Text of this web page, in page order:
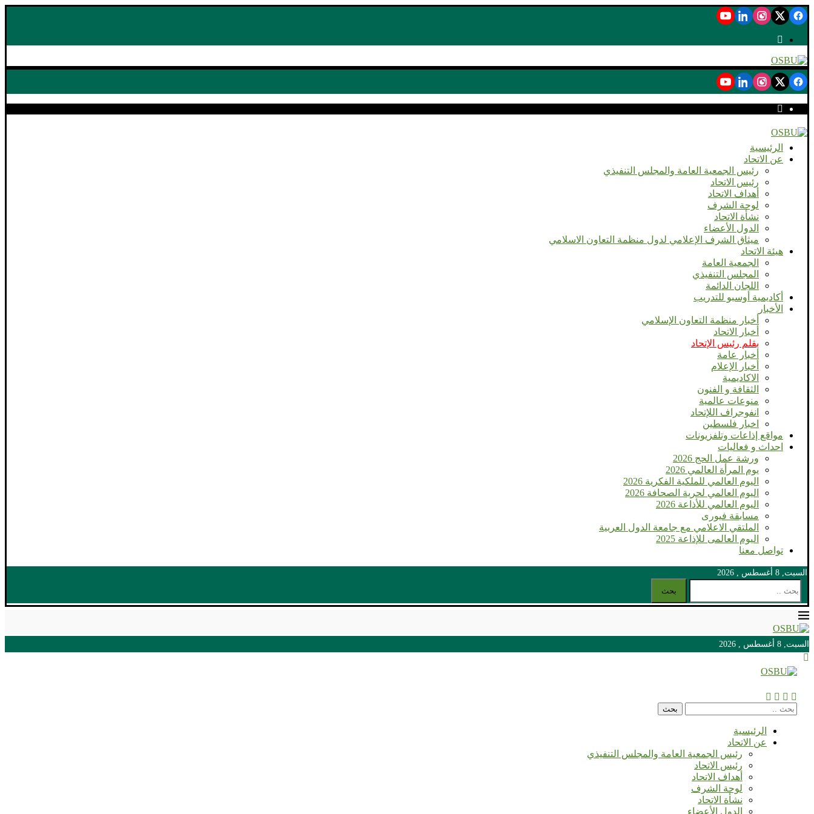
الرئيسية
عن الاتحاد
رئيس الجمعية العامة والمجلس التنفيذي
رئيس الاتحاد
أهداف الاتحاد
لوحة الشرف
نشأة الاتحاد
الدول الأعضاء
ميثاق الشرف الإعلامي لدول منظمة التعاون الاسلامي
هيئة الاتحاد
الجمعية العامة
المجلس التنفيذي
اللجان الدائمة
أكاديمية أوسبو للتدريب
الأخبار
أخبار منظمة التعاون الإسلامي
أخبار الاتحاد
بقلم رئيس الإتحاد
أخبار عامة
أخبار الإعلام
الاكاديمية
الثقافة و الفنون
منوعات عالمية
انفوجراف اللإتحاد
اخبار فلسطين
مواقع إذاعات وتلفزيونات
احداث و فعاليات
ورشة عمل الحج 2026
يوم المرأة العالمي 2026
اليوم العالمي للملكية الفكرية 2026
اليوم العالمي لحرية الصحافة 2026
اليوم العالمي للأذاعة 2026
مسابقة فيورى
الملتقي الاعلامي مع جامعة الدول العربية
اليوم العالمى للإذاعة 2025
تواصل معنا
السبت, 8 أغسطس , 2026
بحث
السبت, 8 أغسطس , 2026
بحث
الرئيسية
عن الاتحاد
رئيس الجمعية العامة والمجلس التنفيذي
رئيس الاتحاد
أهداف الاتحاد
لوحة الشرف
نشأة الاتحاد
الدول الأعضاء